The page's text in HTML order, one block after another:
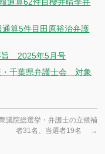
通算5件目田原裕治弁護
旨 2025年5月号
・千葉県弁護士会 対象
議院総選挙・弁護士の立候補
者31名、当選者19名
→